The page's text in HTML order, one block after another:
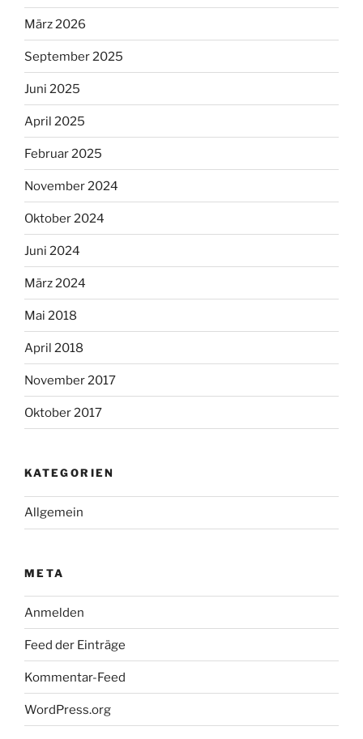
März 2026
September 2025
Juni 2025
April 2025
Februar 2025
November 2024
Oktober 2024
Juni 2024
März 2024
Mai 2018
April 2018
November 2017
Oktober 2017
KATEGORIEN
Allgemein
META
Anmelden
Feed der Einträge
Kommentar-Feed
WordPress.org